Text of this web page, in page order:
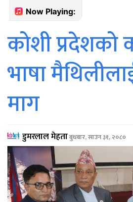
कोशी प्रदेशको
भाषा
माग
डुमरलाल मेहताबुधबार, साउन ३१, २०८०